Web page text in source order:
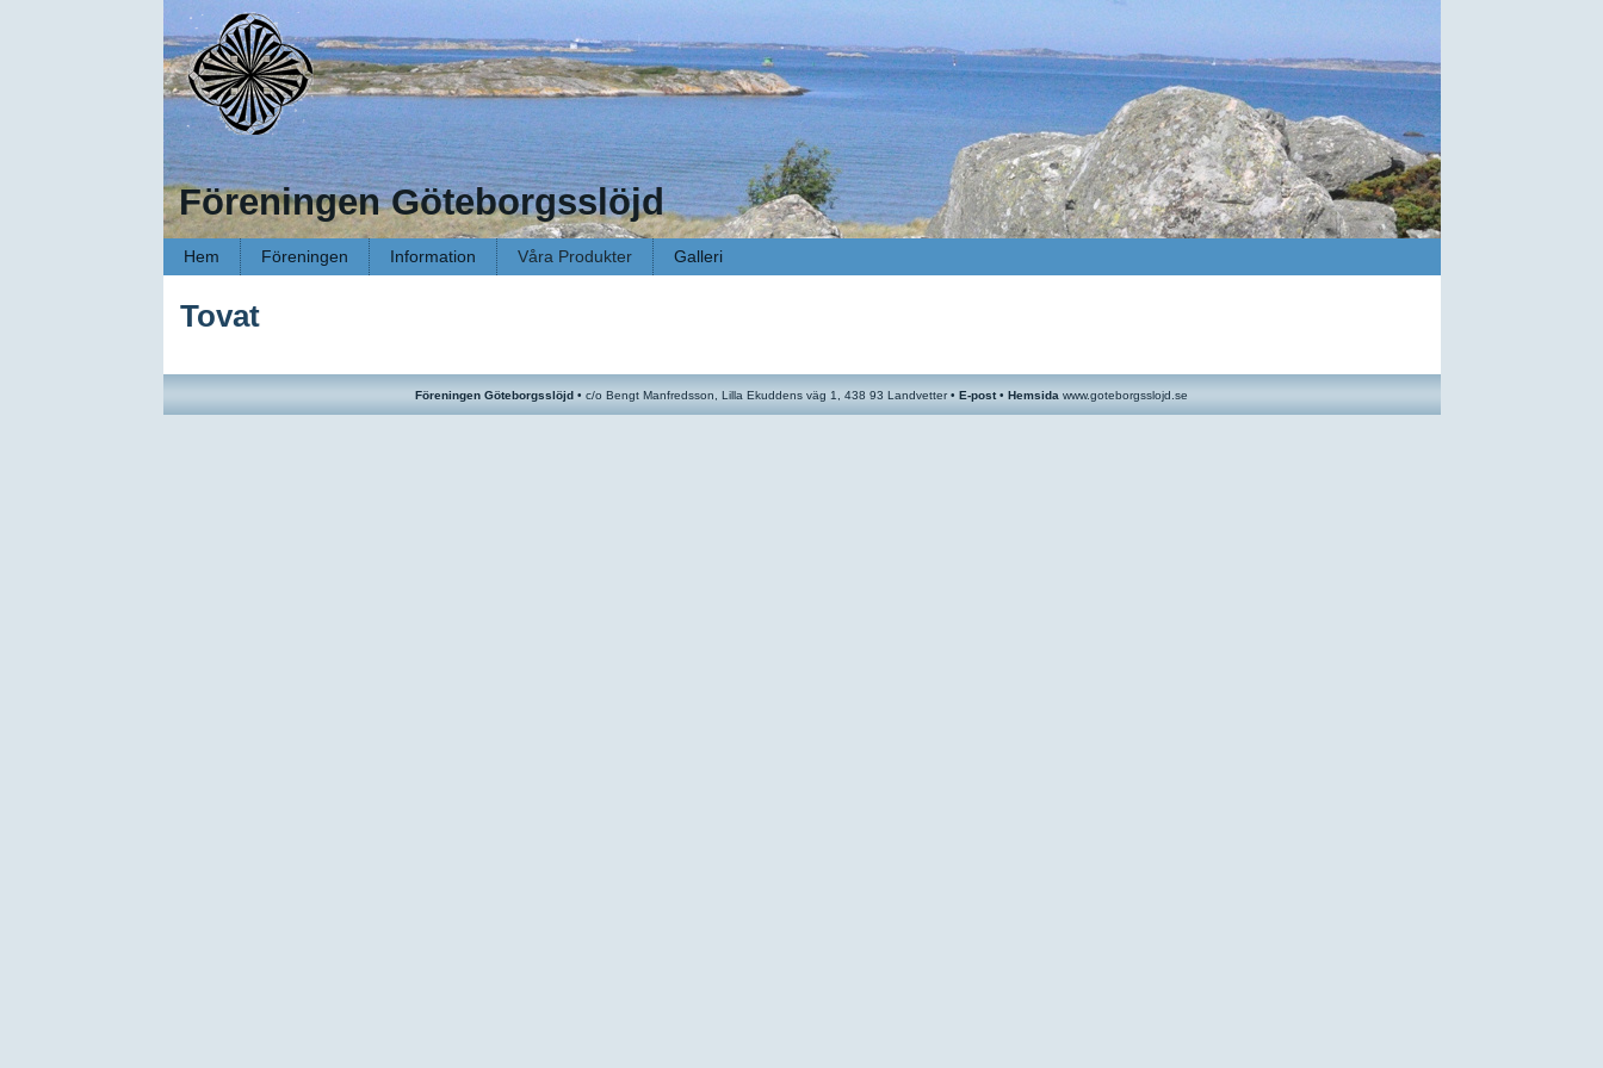
Föreningen Göteborgsslöjd
Hem Föreningen Information Våra Produkter Galleri
Tovat
Föreningen Göteborgsslöjd • c/o Bengt Manfredsson, Lilla Ekuddens väg 1, 438 93 Landvetter • E-post• Hemsida www.goteborgsslojd.se